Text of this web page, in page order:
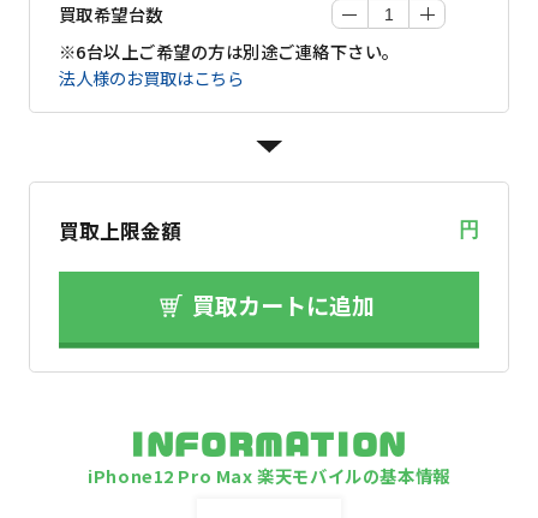
買取希望台数
※6台以上ご希望の方は別途ご連絡下さい。
法人様のお買取はこちら
買取上限金額 円
買取カートに追加
INFORMATION
iPhone12 Pro Max 楽天モバイルの基本情報